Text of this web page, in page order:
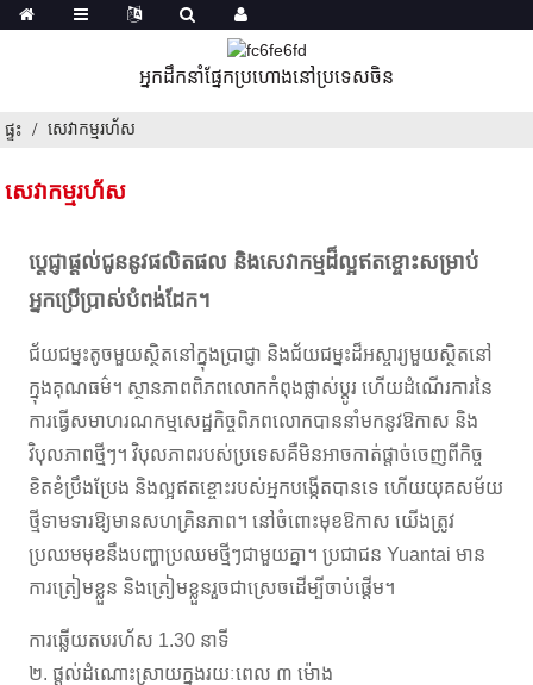
អ្នកដឹកនាំផ្នែកប្រហោងនៅប្រទេសចិន
ផ្ទះ សេវាកម្មរហ័ស
សេវាកម្មរហ័ស
ប្តេជ្ញាផ្តល់ជូននូវផលិតផល និងសេវាកម្មដ៏ល្អឥតខ្ចោះសម្រាប់
អ្នកប្រើប្រាស់បំពង់ដែក។
ជ័យជម្នះតូចមួយស្ថិតនៅក្នុងប្រាជ្ញា និងជ័យជម្នះដ៏អស្ចារ្យមួយស្ថិតនៅ
ក្នុងគុណធម៌។ ស្ថានភាពពិភពលោកកំពុងផ្លាស់ប្តូរ ហើយដំណើរការនៃ
ការធ្វើសមាហរណកម្មសេដ្ឋកិច្ចពិភពលោកបាននាំមកនូវឱកាស និង
វិបុលភាពថ្មីៗ។ វិបុលភាពរបស់ប្រទេសគឺមិនអាចកាត់ផ្តាច់ចេញពីកិច្ច
ខិតខំប្រឹងប្រែង និងល្អឥតខ្ចោះរបស់អ្នកបង្កើតបានទេ ហើយយុគសម័យ
ថ្មីទាមទារឱ្យមានសហគ្រិនភាព។ នៅចំពោះមុខឱកាស យើងត្រូវ
ប្រឈមមុខនឹងបញ្ហាប្រឈមថ្មីៗជាមួយគ្នា។ ប្រជាជន Yuantai មាន
ការត្រៀមខ្លួន និងត្រៀមខ្លួនរួចជាស្រេចដើម្បីចាប់ផ្តើម។
ការឆ្លើយតបរហ័ស 1.30 នាទី
២. ផ្តល់ដំណោះស្រាយក្នុងរយៈពេល ៣ ម៉ោង